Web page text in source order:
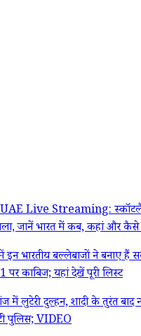
Live Streaming:
जानें भारत में कब, कहां और
इन भारतीय बल्लेबाजों ने बनाए हैं
पर काबिज; यहां देखें पूरी लिस्ट
में लुटेरी दुल्हन, शादी के तुरंत
पुलिस; VIDEO